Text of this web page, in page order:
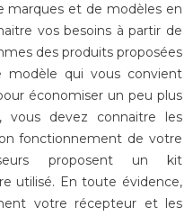
marques et de modèles en
vos besoins à partir de
des produits proposées
qui vous convient
économiser un peu plus
devez connaitre les
fonctionnement de votre
proposent un kit
utilisé. En toute évidence,
votre récepteur et les